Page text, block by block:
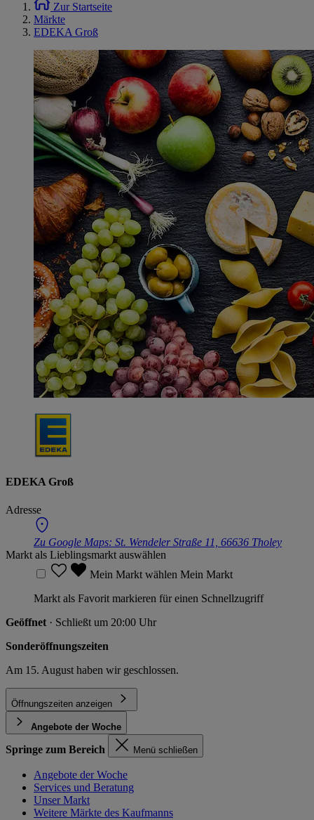
Zur Startseite
Märkte
EDEKA Groß
EDEKA Groß
Adresse
Zu Google Maps: St. Wendeler Straße 11, 66636 Tholey
Markt als Lieblingsmarkt auswählen
Mein Markt wählen Mein Markt
Markt als Favorit markieren für einen Schnellzugriff
Geöffnet · Schließt um 20:00 Uhr
Sonderöffnungszeiten
Am 15. August haben wir geschlossen.
Öffnungszeiten anzeigen
Angebote der Woche
Springe zum Bereich Menü schließen
Angebote der Woche
Services und Beratung
Unser Markt
Weitere Märkte des Kaufmanns